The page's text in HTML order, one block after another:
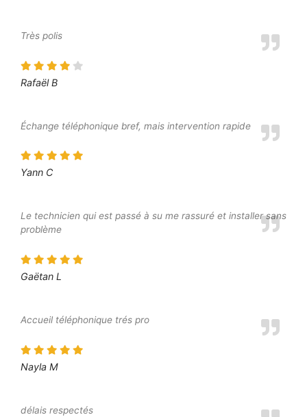
Très polis
Rafaël B
Échange téléphonique bref, mais intervention rapide
Yann C
Le technicien qui est passé à su me rassuré et installer sans
problème
Gaëtan L
Accueil téléphonique trés pro
Nayla M
délais respectés